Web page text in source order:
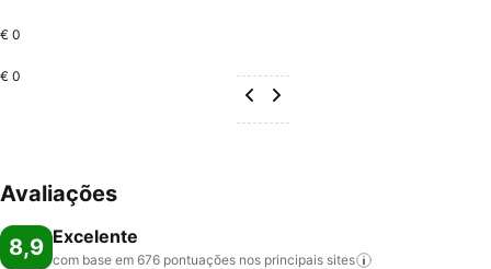
€ 0
€ 0
Avaliações
8,9 Excelente
com base em 676 pontuações nos principais sites